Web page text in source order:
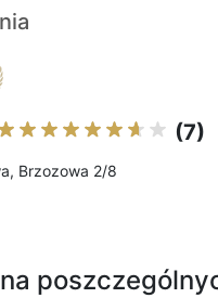
(7)
Brzozowa 2/8